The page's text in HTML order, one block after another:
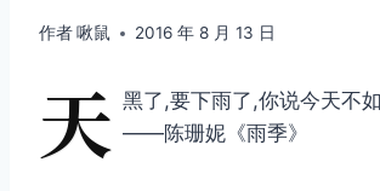
作者啾鼠 2016 年 8 月 13 日
天 黑了,要下雨了,你说今天不
——陈珊妮《雨季》